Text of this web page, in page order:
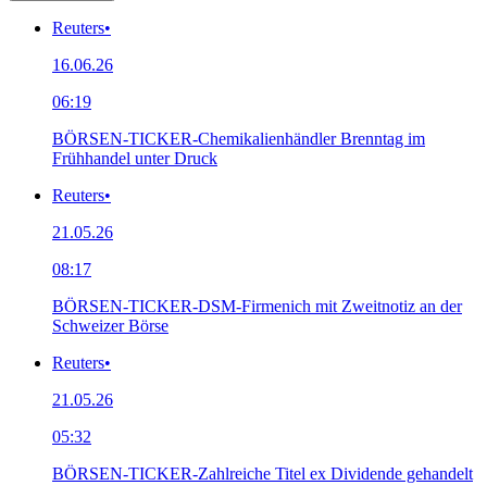
Reuters•
16.06.26
06:19
BÖRSEN-TICKER-Chemikalienhändler Brenntag im
Frühhandel unter Druck
Reuters•
21.05.26
08:17
BÖRSEN-TICKER-DSM-Firmenich mit Zweitnotiz an der
Schweizer Börse
Reuters•
21.05.26
05:32
BÖRSEN-TICKER-Zahlreiche Titel ex Dividende gehandelt